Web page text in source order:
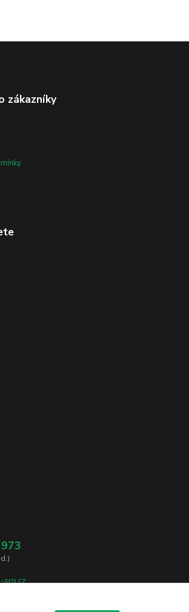
zákazníky
sro.cz